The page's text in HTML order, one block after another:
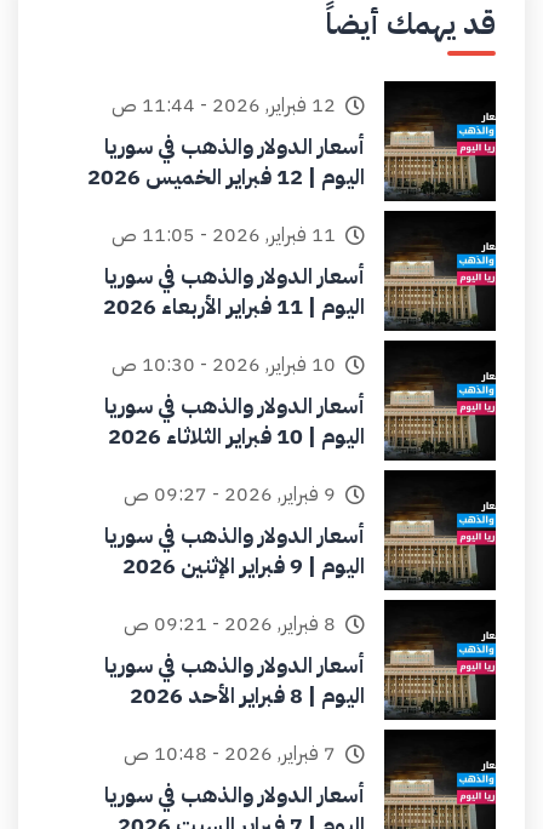
قد يهمك أيضاً
12 فبراير, 2026 - 11:44 ص
أسعار الدولار والذهب في سوريا
اليوم | 12 فبراير الخميس 2026
11 فبراير, 2026 - 11:05 ص
أسعار الدولار والذهب في سوريا
اليوم | 11 فبراير الأربعاء 2026
10 فبراير, 2026 - 10:30 ص
أسعار الدولار والذهب في سوريا
اليوم | 10 فبراير الثلاثاء 2026
9 فبراير, 2026 - 09:27 ص
أسعار الدولار والذهب في سوريا
اليوم | 9 فبراير الإثنين 2026
8 فبراير, 2026 - 09:21 ص
أسعار الدولار والذهب في سوريا
اليوم | 8 فبراير الأحد 2026
7 فبراير, 2026 - 10:48 ص
أسعار الدولار والذهب في سوريا